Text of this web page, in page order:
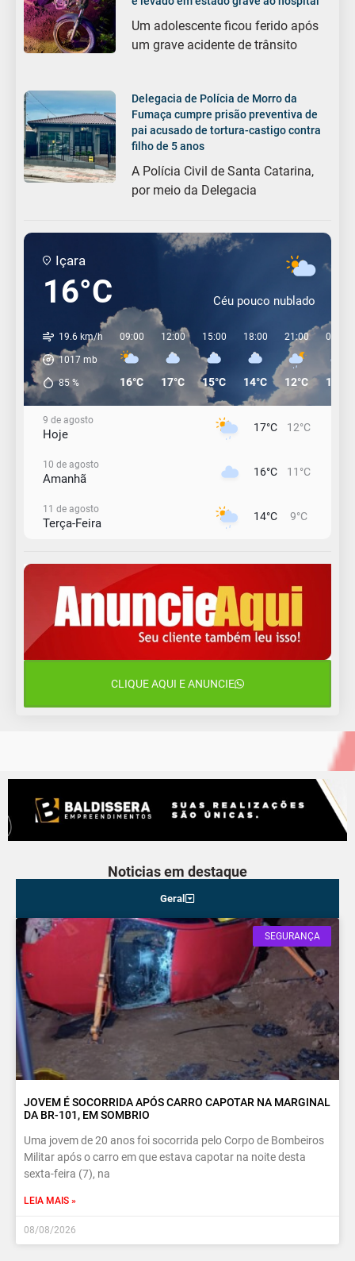
Um adolescente ficou ferido após
um grave acidente de trânsito
Delegacia de Polícia de Morro da
Fumaça cumpre prisão preventiva de
pai acusado de tortura-castigo contra
filho de 5 anos
A Polícia Civil de Santa Catarina,
por meio da Delegacia
Içara
16°C Céu pouco nublado
19.6 km/h
1017 mb
85 %
09:00
16°C
12:00
17°C
15:00
15°C
18:00
14°C
21:00
12°C
00:00
12°C
9 de agosto
Hoje 17°C 12°C
10 de agosto
Amanhã 16°C 11°C
11 de agosto
Terça-Feira 14°C 9°C
Quarta-Feira 13°C 11°C
13 de agosto
Quinta-Feira
Sexta-Feira
CLIQUE AQUI E ANUNCIE
Noticias em destaque
Geral
SEGURANÇA
JOVEM É SOCORRIDA APÓS CARRO CAPOTAR NA MARGINAL
DA BR-101, EM SOMBRIO
Uma jovem de 20 anos foi socorrida pelo Corpo de Bombeiros
Militar após o carro em que estava capotar na noite desta
sexta-feira (7), na
LEIA MAIS »
08/08/2026